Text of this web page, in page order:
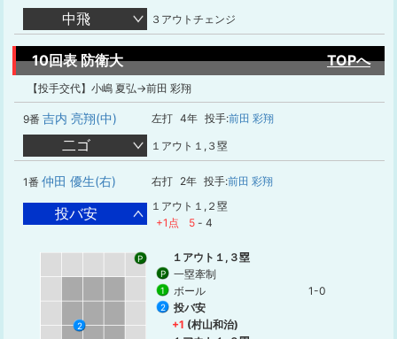
中飛 ３アウトチェンジ
10回表 防衛大 TOPへ
【投手交代】小嶋 夏弘→前田 彩翔
9番 吉内 亮翔(中) 左打 4年 投手:前田 彩翔
二ゴ １アウト１,３塁
1番 仲田 優生(右) 右打 2年 投手:前田 彩翔
投バ安
１アウト１,２塁
+1点
5 - 4
P
2
１アウト１,３塁
P 一塁牽制
1 ボール 1-0
2
投バ安
+1 (村山和治)